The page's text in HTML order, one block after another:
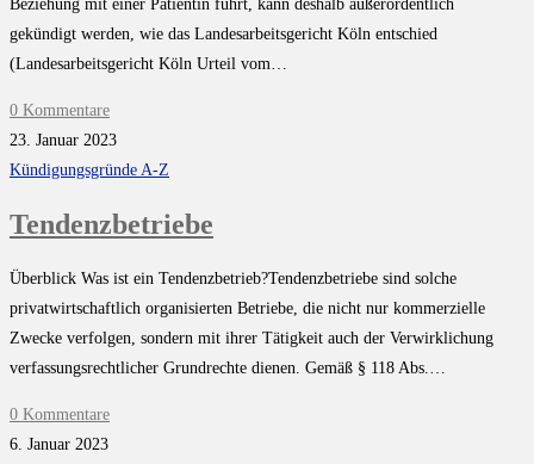
Beziehung mit einer Patientin führt, kann deshalb außerordentlich
gekündigt werden, wie das Landesarbeitsgericht Köln entschied
(Landesarbeitsgericht Köln Urteil vom…
0 Kommentare
23. Januar 2023
Kündigungsgründe A-Z
Tendenzbetriebe
Überblick Was ist ein Tendenzbetrieb?Tendenzbetriebe sind solche
privatwirtschaftlich organisierten Betriebe, die nicht nur kommerzielle
Zwecke verfolgen, sondern mit ihrer Tätigkeit auch der Verwirklichung
verfassungsrechtlicher Grundrechte dienen. Gemäß § 118 Abs.…
0 Kommentare
6. Januar 2023